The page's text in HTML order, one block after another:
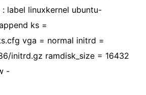
label linuxkernel ubuntu-
ks =
vga = normal initrd =
initrd.gz ramdisk_size = 16432
-